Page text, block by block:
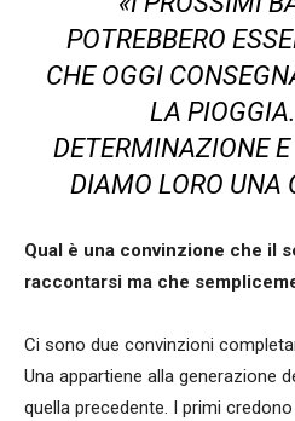
POTREBBERO
CHE OGGI
LA
DETERMINAZIONE
DIAMO LORO UNA
Qual è una convinzione che il
raccontarsi ma che
Ci sono due convinzioni
Una appartiene alla generazione
quella precedente. I primi